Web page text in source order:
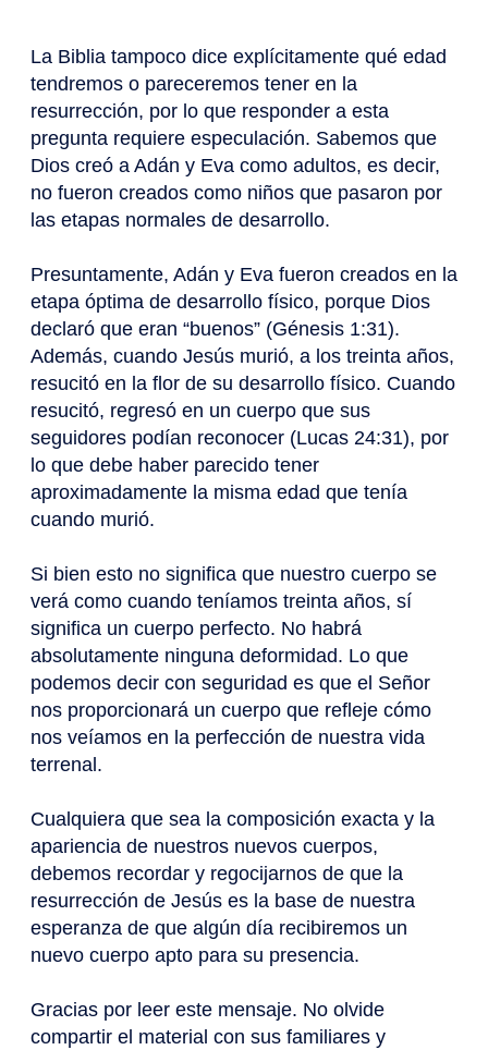
La Biblia tampoco dice explícitamente qué edad
tendremos o pareceremos tener en la
resurrección, por lo que responder a esta
pregunta requiere especulación. Sabemos que
Dios creó a Adán y Eva como adultos, es decir,
no fueron creados como niños que pasaron por
las etapas normales de desarrollo.
Presuntamente, Adán y Eva fueron creados en la
etapa óptima de desarrollo físico, porque Dios
declaró que eran “buenos” (Génesis 1:31).
Además, cuando Jesús murió, a los treinta años,
resucitó en la flor de su desarrollo físico. Cuando
resucitó, regresó en un cuerpo que sus
seguidores podían reconocer (Lucas 24:31), por
lo que debe haber parecido tener
aproximadamente la misma edad que tenía
cuando murió.
Si bien esto no significa que nuestro cuerpo se
verá como cuando teníamos treinta años, sí
significa un cuerpo perfecto. No habrá
absolutamente ninguna deformidad. Lo que
podemos decir con seguridad es que el Señor
nos proporcionará un cuerpo que refleje cómo
nos veíamos en la perfección de nuestra vida
terrenal.
Cualquiera que sea la composición exacta y la
apariencia de nuestros nuevos cuerpos,
debemos recordar y regocijarnos de que la
resurrección de Jesús es la base de nuestra
esperanza de que algún día recibiremos un
nuevo cuerpo apto para su presencia.
Gracias por leer este mensaje. No olvide
compartir el material con sus familiares y